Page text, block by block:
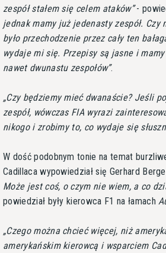
zespół stałem się celem ataków -
jednak mamy już jedenasty zespół. Czy
było przechodzenie przez cały ten
wydaje mi się. Przepisy są jasne i
nawet dwunastu zespołów .
Czy będziemy mieć dwanaście? Jeśli
zespół, wówczas FIA wyrazi
nikogo i zrobimy to, co wydaje się
W dość podobnym tonie na temat
Cadillaca wypowiedział się Gerhard
Może jest coś, o czym nie wiem, a co
powiedział były kierowca F1 na łamach
Czego można chcieć więcej, niż
amerykańskim kierowcą i wsparciem